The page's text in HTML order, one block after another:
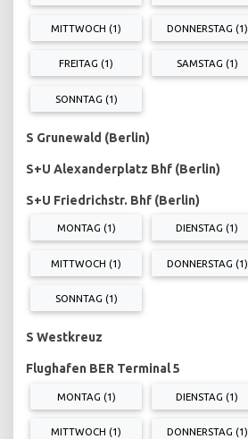
MITTWOCH (1) DONNERSTAG (1)
FREITAG (1) SAMSTAG (1)
SONNTAG (1)
S Grunewald (Berlin)
S+U Alexanderplatz Bhf (Berlin)
S+U Friedrichstr. Bhf (Berlin)
MONTAG (1) DIENSTAG (1)
MITTWOCH (1) DONNERSTAG (1)
SONNTAG (1)
S Westkreuz
Flughafen BER Terminal 5
MONTAG (1) DIENSTAG (1)
MITTWOCH (1) DONNERSTAG (1)